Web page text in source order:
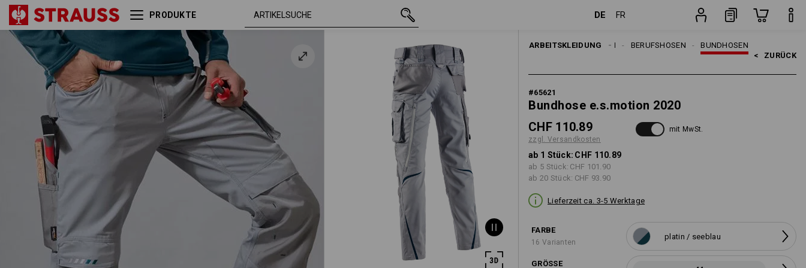
PRODUKTE DE FR
ARBEITSKLEIDUNG BUNDHOSEN
BERUFSHOSEN
ARBEITSHOSEN
HERREN
< ZURÜCK
#65621
Bundhose e.s.motion 2020
CHF 110.89
zzgl. Versandkosten
mit MwSt.
ab 1 Stück: CHF 110.89
ab 5 Stück: CHF 101.90
ab 20 Stück: CHF 93.90
Lieferzeit ca. 3-5 Werktage
FARBE
16 Varianten
platin / seeblau
GRÖSSE
Bundhose e.s.motion
2020
44 CHF 110.89